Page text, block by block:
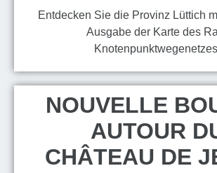
Entdecken Sie die Provinz Lüttich
Ausgabe der Karte des
NOUVELLE
AUTOUR
CHÂTEAU DE